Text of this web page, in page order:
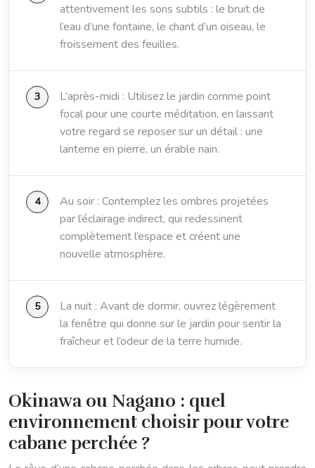
attentivement les sons subtils : le bruit de
l’eau d’une fontaine, le chant d’un oiseau, le
froissement des feuilles.
L’après-midi : Utilisez le jardin comme point
focal pour une courte méditation, en laissant
votre regard se reposer sur un détail : une
lanterne en pierre, un érable nain.
Au soir : Contemplez les ombres projetées
par l’éclairage indirect, qui redessinent
complètement l’espace et créent une
nouvelle atmosphère.
La nuit : Avant de dormir, ouvrez légèrement
la fenêtre qui donne sur le jardin pour sentir la
fraîcheur et l’odeur de la terre humide.
Okinawa ou Nagano : quel
environnement choisir pour votre
cabane perchée ?